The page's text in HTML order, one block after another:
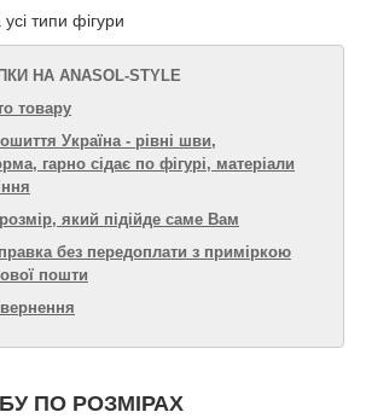
типи фігури
НА ANASOL-STYLE
товару
Україна - рівні шви,
гарно сідає по фігурі, матеріали
який підійде саме Вам
без передоплати з приміркою
пошти
ПО РОЗМІРАХ